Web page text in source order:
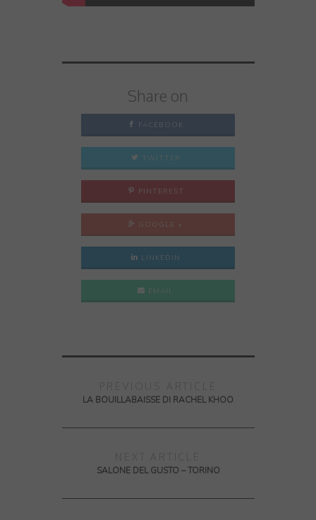
Share on
FACEBOOK
TWITTER
PINTEREST
GOOGLE +
LINKEDIN
EMAIL
LA BOUILLABAISSE DI RACHEL KHOO
SALONE DEL GUSTO – TORINO